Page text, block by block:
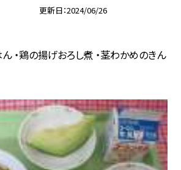
更新日 2024/06/26
ん ・鶏の揚げおろし煮 ・茎わかめのきん